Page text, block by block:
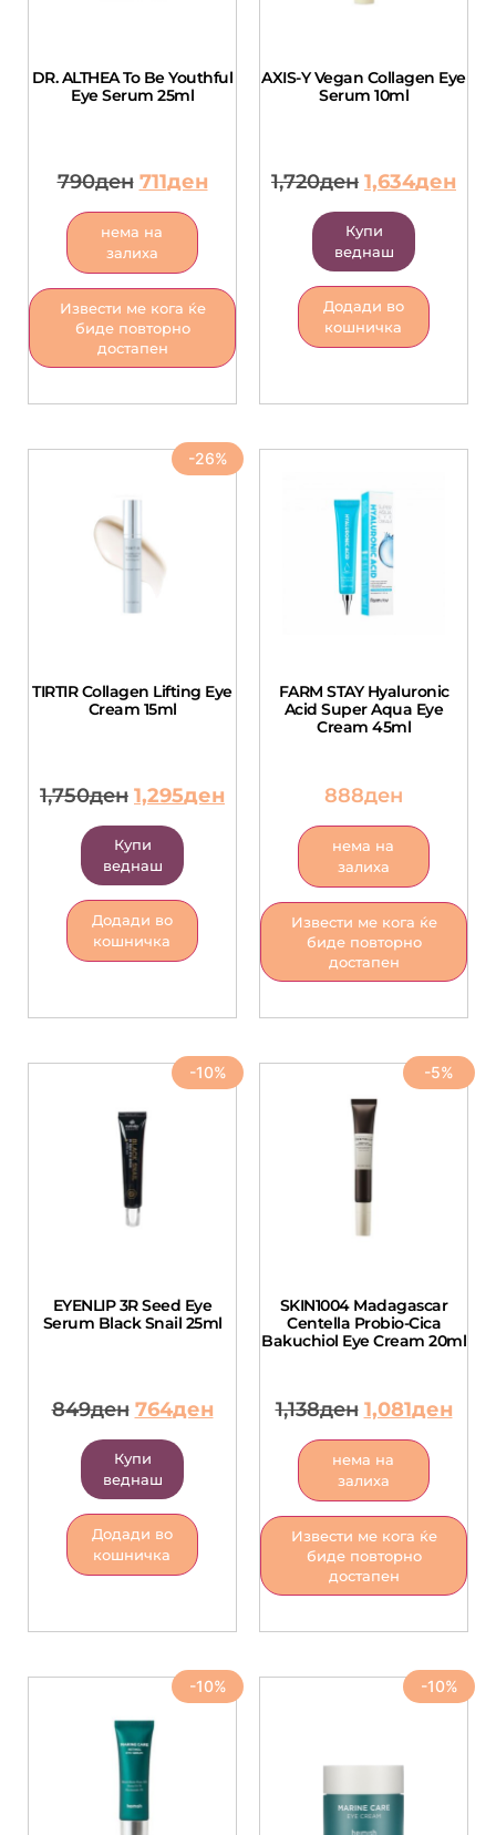
DR. ALTHEA To Be Youthful
Eye Serum 25ml
790ден 711ден
нема на
залиха
Извести ме кога ќе
биде повторно
достапен
AXIS-Y Vegan Collagen Eye
Serum 10ml
1,720ден 1,634ден
Купи
веднаш
Додади во
кошничка
-26%
TIRTIR Collagen Lifting Eye
Cream 15ml
1,750ден 1,295ден
Купи
веднаш
Додади во
кошничка
FARM STAY Hyaluronic
Acid Super Aqua Eye
Cream 45ml
888ден
нема на
залиха
Извести ме кога ќе
биде повторно
достапен
-10%
EYENLIP 3R Seed Eye
Serum Black Snail 25ml
849ден 764ден
Купи
веднаш
Додади во
кошничка
-5%
SKIN1004 Madagascar
Centella Probio-Cica
Bakuchiol Eye Cream 20ml
1,138ден 1,081ден
нема на
залиха
Извести ме кога ќе
биде повторно
достапен
-10% -10%